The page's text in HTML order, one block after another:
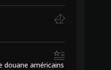
douane américains